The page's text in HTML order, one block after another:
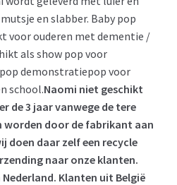
en slabber. Baby pop
voor ouderen met dementie /
als show pop voor
demonstratiepop voor
school.Naomi niet geschikt
de 3 jaar vanwege de tere
worden door de fabrikant aan
doen daar zelf een recycle
naar onze klanten.
Klanten uit België